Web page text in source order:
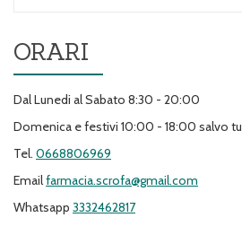
ORARI
Dal Lunedi al Sabato 8:30 - 20:00
Domenica e festivi 10:00 - 18:00 salvo
Tel. 0668806969
Emailfarmacia.scrofa@gmail.com
Whatsapp 3332462817